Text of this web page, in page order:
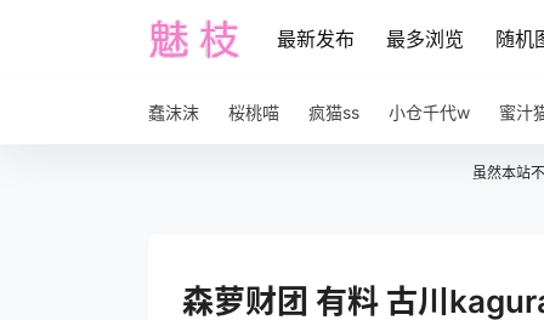
最新发布 最多浏览 随机
蠢沫沫 桜桃喵 疯猫ss 小仓千代w 蜜汁
虽然本站
森萝财团 有料 古川